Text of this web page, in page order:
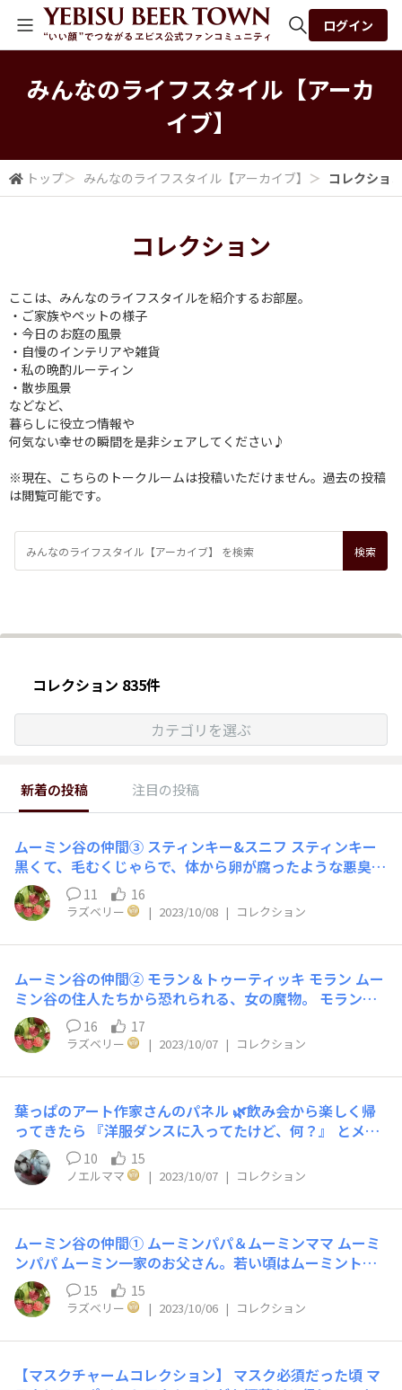
ログイン
みんなの​ライフスタイル​【アーカ
イブ】
トップ＞ みんなの​ライフスタイル​【アーカイブ】 ＞ コレクショ
コレクション
ここは、みんなのライフスタイルを紹介するお部屋。
・ご家族やペットの様子
・今日のお庭の風景
・自慢のインテリアや雑貨
・私の晩酌ルーティン
・散歩風景
などなど、
暮らしに役立つ情報や
何気ない幸せの瞬間を是非シェアしてください♪
※現在、こちらのトークルームは投稿いただけません。過去の投稿
は閲覧可能です。
コレクション 835件
カテゴリを選ぶ
新着の投稿 注目の投稿
ムーミン谷の仲間③ スティンキー&スニフ スティンキー
黒くて、毛むくじゃらで、体から卵が腐ったような悪臭を
放ち、なんでもかんでも食べようとするスティンキー。根
っからのいたずらもので、悪さばかりして、ムーミン谷の
住民たちから煙たがられています。 平和なムーミン谷
で、あまり仕事のない署長さんや警察官たちにとっては、
味は、盗み聞き、破壊行為、嘘をつくこと。泥棒として名
を馳せることを自慢とし、その知名度を守るためになんで
もやろうとします。動物園の猛獣を逃がしてしまったり、
偽物の薬を売りつけようとしたり、面倒なことばかりしで
を騙すことはあっても、ひどく傷つけるようなことはあり
ません。本当の悪党を知っているムーミン一家は、そんな
スティンキーをかわいいとさえ思っているようです。 ス
ティンキーは小説には出てこない、コミックスだけで活躍
するキャラクターです。 スニフ 大きくて先のとがった耳
と長いしっぽが特徴の、ムーミントロールの友だち。父親
水』で、まだ小さかったスニフは、旅の途中のムーミンマ
マとムーミントロールと出会い、ムーミン谷にやってきま
した。そして、ムーミン一家といっしょにムーミンやしき
で暮らし始めました。コミックスやアニメ作品では、ムー
ミン谷に自分の家を持っていますが、しょっちゅうムーミ
ンやしきに遊びに来ています。 普段は、リビングのオー
11 16
ラズベリー | 2023/10/08 | コレクション
ムーミン谷の仲間② モラン＆トゥーティッキ モラン ムー
ミン谷の住人たちから恐れられる、女の魔物。 モランは
いつもひとりぼっちで、冷気をまとっていて、彼女が歩く
と草木は凍り、地面には霜が。その姿は岩のように巨大
で、ぼろぼろのスカートのすそを引きずって、どこからと
もなく現れます。 彼女はランタンの明かりや冬のかがり
ます。 モランについてよく知る者はおらず、誰もモラン
のことを好きではありません。 しかし、モランはただ冷
たすぎるだけで、実はそんなに危険なわけではないので
す。ムーミン一家はモランを怖いと感じる一方で、かわい
のセーターと暗い色のズボン、ぽんぽんのついたニット帽
がトレードマークのトゥーティッキ。ムーミン一家の大切
な友だちです。 トゥーティッキは聡明で、さまざまな問
題を現実的に解決する知恵を持っています。 また、手先
を使う作業が得意で、腰にはいつも工作用の万能ナイフを
下げ、料理から釣りまで器用にこなします。 いつも、リ
16 17
ラズベリー | 2023/10/07 | コレクション
葉っぱのアート作家さんのパネル 🌿飲み会から楽しく帰
ってきたら 『洋服ダンスに入ってたけど、何？』 とメタ
ボ君😱 バレてしまった・・・ という事で 先日投稿した、
葉っぱのアート作品お買い上げ品でございます 🐰さん、
寂しくないよね みんないるよ ねっ、ノエル君・・
10 15
ノエルママ | 2023/10/07 | コレクション
ムーミン谷の仲間① ムーミンパパ＆ムーミンママ ムーミ
ンパパ ムーミン一家のお父さん。若い頃はムーミントロ
ールと呼ばれていましたが、一人息子のムーミントロール
が生まれてからは、ムーミンパパと呼ばれるようになりま
した。 トレードマークは、黒いシルクハットとステッ
キ。 ムーミンママ ムーミン一家のお母さん。夫のムーミ
しきをひっきりなしに訪れるたくさんのお客さんを温かく
15 15
ラズベリー | 2023/10/06 | コレクション
【マスクチャームコレクション】 マスク必須だった頃 マ